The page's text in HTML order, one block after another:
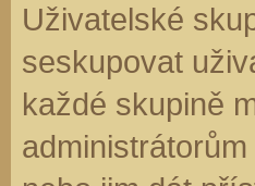
Uživatelské
seskupovat
každé skupině